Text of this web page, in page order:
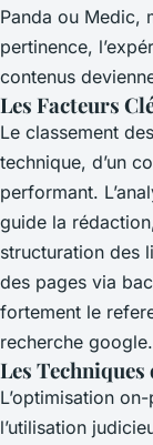
Panda ou Medic,
pertinence,
contenus
Les Facteurs
Le classement
technique, d’un
performant.
guide la
structuration des
des pages via
fortement le
recherche google.
Les Techniques
L’optimisation
l’utilisation